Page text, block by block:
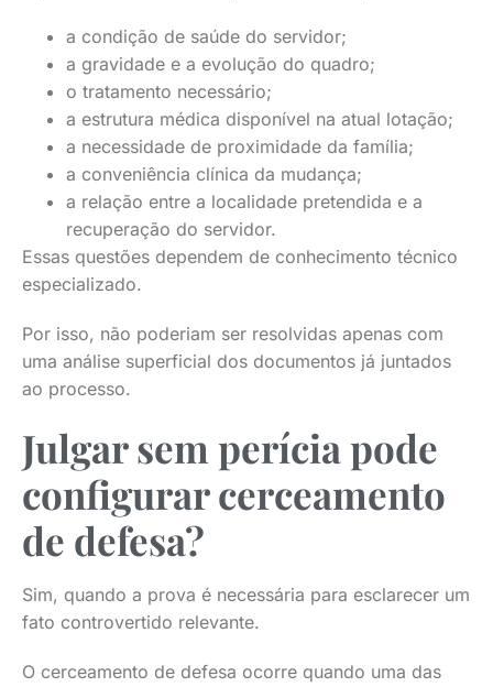
a condição de saúde do servidor;
a gravidade e a evolução do quadro;
o tratamento necessário;
a estrutura médica disponível na atual lotação;
a necessidade de proximidade da família;
a conveniência clínica da mudança;
a relação entre a localidade pretendida e a
recuperação do servidor.
Essas questões dependem de conhecimento técnico
especializado.
Por isso, não poderiam ser resolvidas apenas com
uma análise superficial dos documentos já juntados
ao processo.
Julgar sem perícia pode
configurar cerceamento
de defesa?
Sim, quando a prova é necessária para esclarecer um
fato controvertido relevante.
O cerceamento de defesa ocorre quando uma das